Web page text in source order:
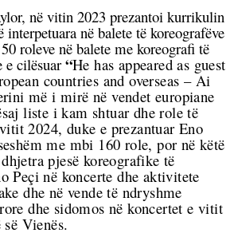
në vitin 2023 prezantoi kurrikulin
në balete të koreografëve
roleve në balete me koreografi të
e cilësuar “He has appeared as guest
countries and overseas – Ai
më i mirë në vendet europiane
liste i kam shtuar dhe role të
2024, duke e prezantuar Eno
me mbi 160 role, por në këtë
pjesë koreografike të
Peçi në koncerte dhe aktivitete
dhe në vende të ndryshme
dhe sidomos në koncertet e vitit
Vienës.